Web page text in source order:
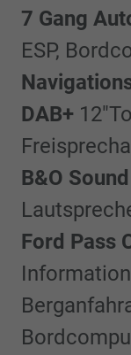
7 Gang
ESP,
DAB+
B&O
Ford Pass